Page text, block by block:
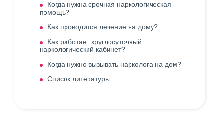
Когда нужна срочная наркологическая
помощь?
Как проводится лечение на дому?
Как работает круглосуточный
наркологический кабинет?
Когда нужно вызывать нарколога на дом?
Список литературы: